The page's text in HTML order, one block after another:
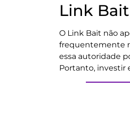
Link
O Link Bait não
frequentemente
essa autoridade
Portanto, investir